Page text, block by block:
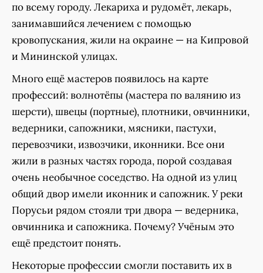
по всему городу. Лекариха и рудомёт, лекарь,
занимавшийся лечением с помощью
кровопускания, жили на окраине — на Кипровой
и Мининской улицах.
Много ещё мастеров появилось на карте
профессий: волнотёпы (мастера по валянию из
шерсти), швецы (портные), плотники, овчинники,
ведерники, сапожники, мясники, пастухи,
перевозчики, извозчики, иконники. Все они
жили в разных частях города, порой создавая
очень необычное соседство. На одной из улиц
общий двор имели иконник и сапожник. У реки
Порусьи рядом стояли три двора — ведерника,
овчинника и сапожника. Почему? Учёным это
ещё предстоит понять.
Некоторые профессии смогли поставить их в